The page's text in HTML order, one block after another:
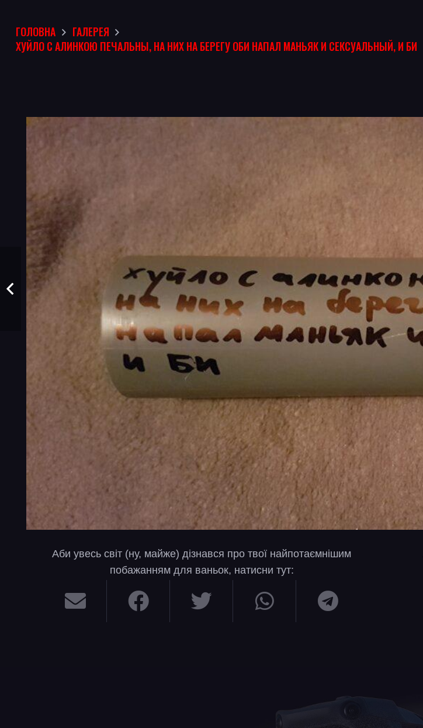
ГОЛОВНА
ГАЛЕРЕЯ
ХУЙЛО С АЛИНКОЮ ПЕЧАЛЬНЫ, НА НИХ НА БЕРЕГУ ОБИ НАПАЛ МАНЬЯК И СЕКСУАЛЬНЫЙ, И БИ
Аби увесь світ (ну, майже) дізнався про твої найпотаємнішим
побажанням для ваньок, натисни тут: